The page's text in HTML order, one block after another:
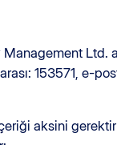
Ltd.
153571, e-
aksini